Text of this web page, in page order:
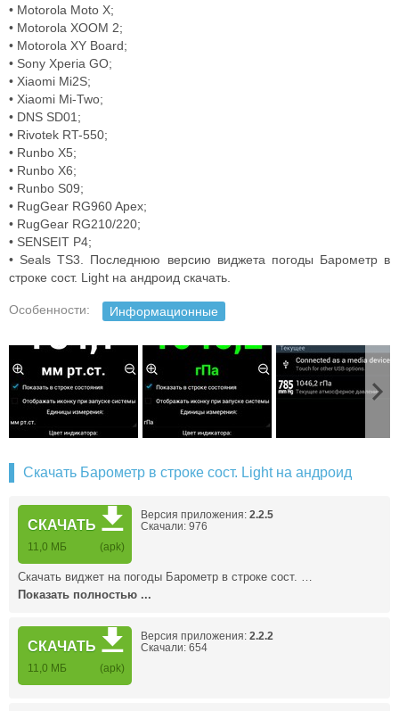
• Motorola Moto X;
• Motorola XOOM 2;
• Motorola XY Board;
• Sony Xperia GO;
• Xiaomi Mi2S;
• Xiaomi Mi-Two;
• DNS SD01;
• Rivotek RT-550;
• Runbo X5;
• Runbo X6;
• Runbo S09;
• RugGear RG960 Apex;
• RugGear RG210/220;
• SENSEIT P4;
• Seals TS3. Последнюю версию виджета погоды Барометр в
строке сост. Light на андроид скачать.
Особенности: Информационные
Скачать Барометр в строке сост. Light на андроид
СКАЧАТЬ
11,0 МБ (apk)
Версия приложения: 2.2.5
Скачали: 976
Скачать виджет на погоды Барометр в строке сост. …
Показать полностью ...
СКАЧАТЬ
11,0 МБ (apk)
Версия приложения: 2.2.2
Скачали: 654